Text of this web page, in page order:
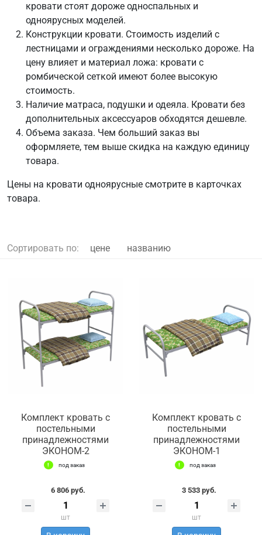
кровати стоят дороже односпальных и
одноярусных моделей.
Конструкции кровати. Стоимость изделий с
лестницами и ограждениями несколько дороже. На
цену влияет и материал ложа: кровати с
ромбической сеткой имеют более высокую
стоимость.
Наличие матраса, подушки и одеяла. Кровати без
дополнительных аксессуаров обходятся дешевле.
Объема заказа. Чем больший заказ вы
оформляете, тем выше скидка на каждую единицу
товара.
Цены на кровати одноярусные смотрите в карточках
товара.
Сортировать по: цене названию
Комплект кровать с
постельными
принадлежностями
ЭКОНОМ-2
под заказ
6 806 руб.
шт
Комплект кровать с
постельными
принадлежностями
ЭКОНОМ-1
под заказ
3 533 руб.
шт